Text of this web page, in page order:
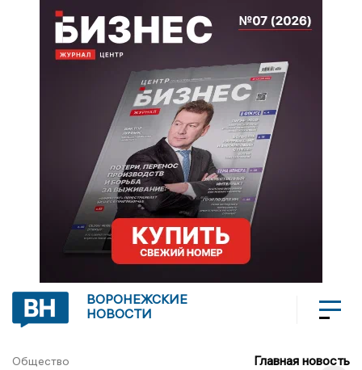
ВОРОНЕЖСКИЕ
НОВОСТИ
Общество Главная новость